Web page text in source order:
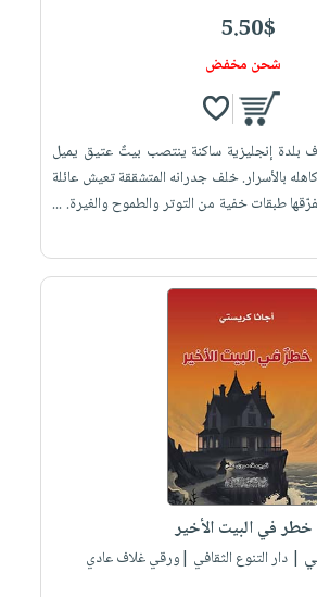
5.50$
شحن مخفض
بلدة إنجليزية ساكنة ينتصب بيتٌ عتيق يميل
بالأسرار. خلف جدرانه المتشققة تعيش عائلة
طبقات خفية من التوتر والطموح والغيرة. ...
خطر في البيت الأخير
| دار التنوع الثقافي |ورقي غلاف عادي